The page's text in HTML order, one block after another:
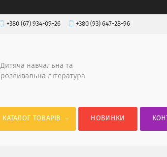
+380 (67) 934-09-26 +380 (93) 647-28-96
Дитяча навчальна та
розвивальна література
КАТАЛОГ ТОВАРІВ НОВИНКИ